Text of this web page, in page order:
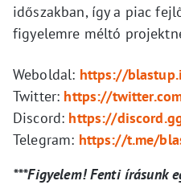
időszakban, így a piac
figyelemre méltó
Weboldal: https://
Twitter: https://
Discord: https://
Telegram: https://t.me/
***Figyelem! Fenti írásunk